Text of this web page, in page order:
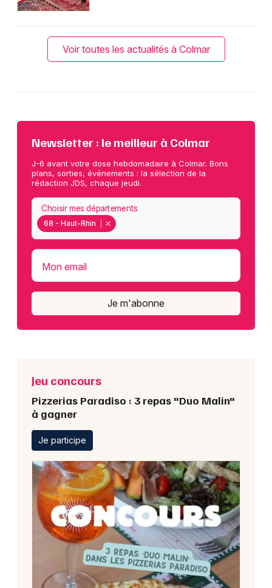
Voir toutes les actualités à Colmar
Newsletter : le meilleur à Colmar
J-6 avant votre dose hebdomadaire à Colmar. Bons
plans, sorties, événements : la sélection de la
rédaction JDS, chaque jeudi.
68 - Haut-Rhin
Choisir mes départements
Mon email
Je m'abonne
Jeu concours
Pizzerias Paradiso : 3 repas "Duo Malin"
à gagner
Je participe